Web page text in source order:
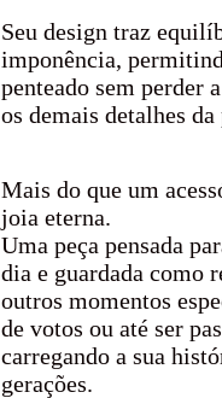
Seu design traz
imponência,
penteado sem perder
os demais detalhes da
Mais do que um
joia eterna.
Uma peça pensada
dia e guardada como
outros momentos
de votos ou até ser
carregando a sua
gerações.